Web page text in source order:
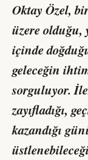
Oktay Özel,
üzere
içinde
geleceğin
sorguluyor.
zayıfladığı,
kazandığı